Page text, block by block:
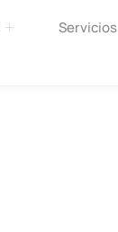
Servicios